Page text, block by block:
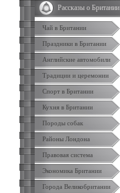
Рассказы о Британии
Чай в Британии
Праздники в Британии
Английские автомобили
Традиции и церемонии
Спорт в Британии
Кухня в Британии
Породы собак
Районы Лондона
Правовая система
Экономика Британии
Города Великобритании